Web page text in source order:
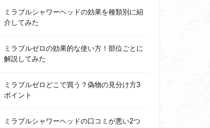
ミラブルシャワーヘッドの効果を種類別に紹
介してみた
ミラブルゼロの効果的な使い方！部位ごとに
解説してみた
ミラブルゼロどこで買う？偽物の見分け方3
ポイント
ミラブルシャワーヘッドの口コミが悪い2つ